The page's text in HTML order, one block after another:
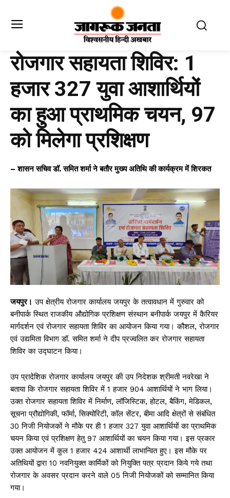
रोजगार सहायता शिविर: 1
हजार 327 युवा आशार्थियों
का हुआ प्राथमिक चयन, 97
को मिलेगा प्रशिक्षण
– शासन सचिव डॉ. समित शर्मा ने बतौर मुख्य अतिथि की कार्यक्रम में शिरकत
जयपुर। उप क्षेत्रीय रोजगार कार्यालय जयपुर के तत्वावधान में गुरुवार को
बनीपार्क स्थित राजकीय औद्योगिक प्रशिक्षण संस्थान बनीपार्क जयपुर में कैरियर
मार्गदर्शन एवं रोजगार सहायता शिविर का आयोजन किया गया। कौशल, रोजगार
एवं उद्यमिता विभाग डॉ. समित शर्मा ने दीप प्रज्वलित कर रोजगार सहायता
शिविर का उद्घाटन किया।
उप प्रादेशिक रोजगार कार्यालय जयपुर की उप निदेशक श्रीमती नवरेखा ने
बताया कि रोजगार सहायता शिविर में 1 हजार 904 आशार्थियों ने भाग लिया।
उक्त रोजगार सहायता शिविर में निर्माण, लॉजिस्टिक, होटल, बैकिंग, मेडिकल,
सूचना प्रौद्योगिकी, फॉर्मा, सिक्योरिटी, कॉल सेंटर, बीमा आदि क्षेत्रों से संबंधित
30 निजी नियोजकों ने मौके पर ही 1 हजार 327 युवा आशार्थियों का प्राथमिक
चयन किया एवं प्रशिक्षण हेतु 97 आशार्थियों का चयन किया गया। इस प्रकार
उक्त आयोजन में कुल 1 हजार 424 आशार्थी लाभान्वित हुए। इस मौके पर
अतिथियों द्वारा 10 नवनियुक्त कार्मिकों को नियुक्ति पत्र प्रदान किये गये तथा
रोजगार के अवसर प्रदान करने वाले 05 निजी नियोजकों को सम्मानित किया
गया।